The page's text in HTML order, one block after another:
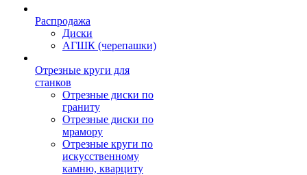
Распродажа
Диски
АГШК (черепашки)
Отрезные круги для
станков
Отрезные диски по
граниту
Отрезные диски по
мрамору
Отрезные круги по
искусственному
камню, кварциту